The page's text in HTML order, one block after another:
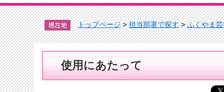
トップページ>担当部署で探す>ふくやま
使用にあたって